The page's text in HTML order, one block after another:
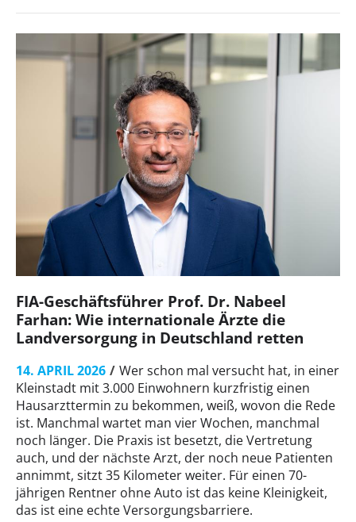
FIA-Geschäftsführer Prof. Dr. Nabeel
Farhan: Wie internationale Ärzte die
Landversorgung in Deutschland retten
14. APRIL 2026
Wer schon mal versucht hat, in einer
Kleinstadt mit 3.000 Einwohnern kurzfristig einen
Hausarzttermin zu bekommen, weiß, wovon die Rede
ist. Manchmal wartet man vier Wochen, manchmal
noch länger. Die Praxis ist besetzt, die Vertretung
auch, und der nächste Arzt, der noch neue Patienten
annimmt, sitzt 35 Kilometer weiter. Für einen 70-
jährigen Rentner ohne Auto ist das keine Kleinigkeit,
das ist eine echte Versorgungsbarriere.